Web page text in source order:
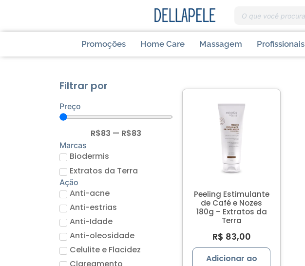
Promoções Home Care Massagem Profissionais
Filtrar por
Preço
R$83 — R$83
Marcas
Biodermis
Extratos da Terra
Ação
Anti-acne
Anti-estrias
Anti-Idade
Anti-oleosidade
Celulite e Flacidez
Peeling Estimulante
de Café e Nozes
180g – Extratos da
Terra
R$ 83,00
Adicionar ao